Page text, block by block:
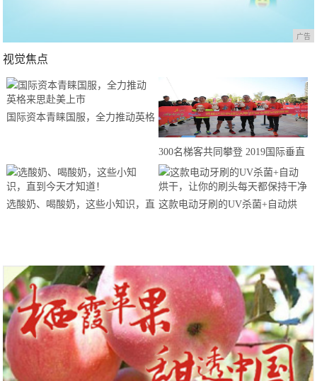
广告
视觉焦点
国际资本青睐国服，全力推动英格
300名梯客共同攀登 2019国际垂直
马拉松超级精英赛顺德海骏达中心
站欢乐开跑
选酸奶、喝酸奶，这些小知识，直 这款电动牙刷的UV杀菌+自动烘